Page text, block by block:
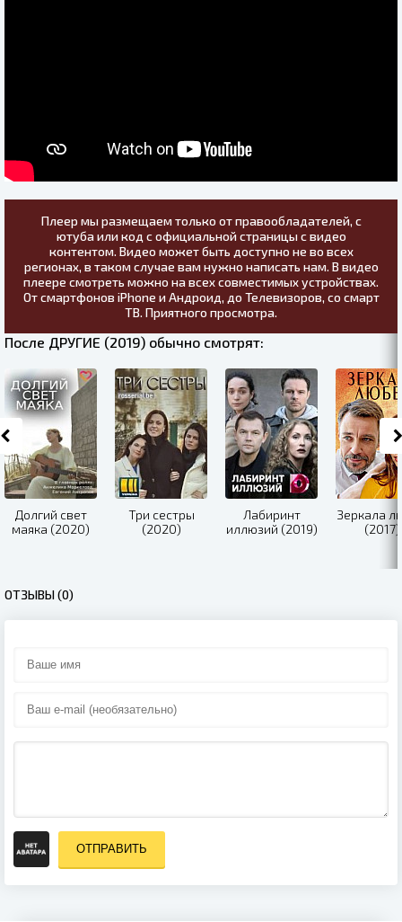
Плеер мы размещаем только от правообладателей, с
ютуба или код с официальной страницы с видео
контентом. Видео может быть доступно не во всех
регионах, в таком случае вам нужно написать нам. В видео
плеере смотреть можно на всех совместимых устройствах.
От смартфонов iPhone и Андроид, до Телевизоров, со смарт
ТВ. Приятного просмотра.
После ДРУГИЕ (2019) обычно смотрят:
Долгий свет
маяка (2020)
Три сестры
(2020)
Лабиринт
иллюзий (2019)
Зеркала
(2017)
ОТЗЫВЫ (0)
ОТПРАВИТЬ